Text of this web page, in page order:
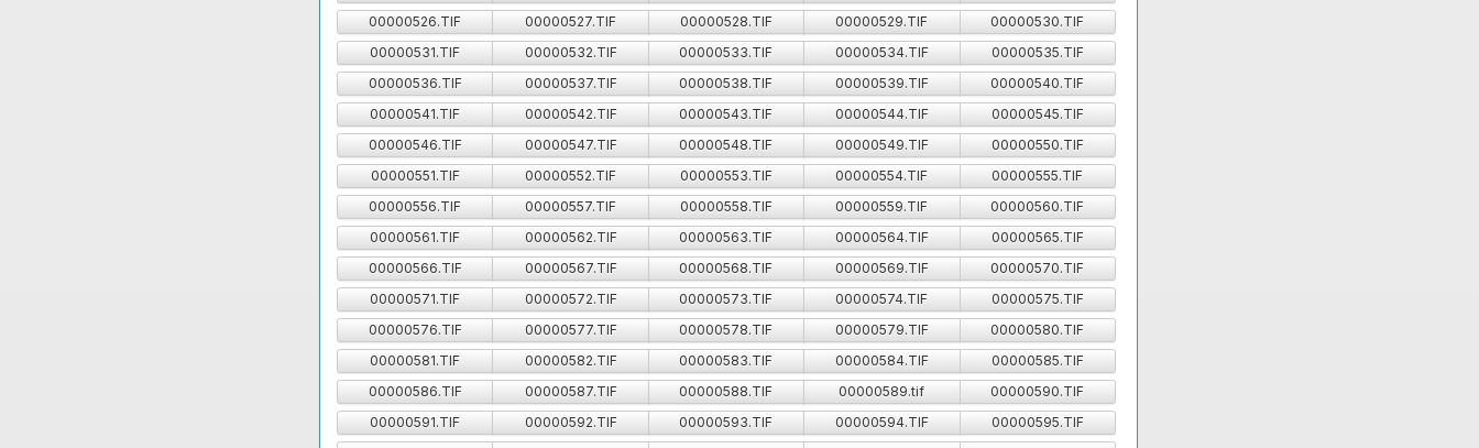
00000526.TIF
00000527.TIF 00000528.TIF 00000529.TIF
00000530.TIF
00000531.TIF
00000532.TIF 00000533.TIF 00000534.TIF
00000535.TIF
00000536.TIF
00000537.TIF 00000538.TIF 00000539.TIF
00000540.TIF
00000541.TIF
00000542.TIF 00000543.TIF 00000544.TIF
00000545.TIF
00000546.TIF
00000547.TIF 00000548.TIF 00000549.TIF
00000550.TIF
00000551.TIF
00000552.TIF 00000553.TIF 00000554.TIF
00000555.TIF
00000556.TIF
00000557.TIF 00000558.TIF 00000559.TIF
00000560.TIF
00000561.TIF
00000562.TIF 00000563.TIF 00000564.TIF
00000565.TIF
00000566.TIF
00000567.TIF 00000568.TIF 00000569.TIF
00000570.TIF
00000571.TIF
00000572.TIF 00000573.TIF 00000574.TIF
00000575.TIF
00000576.TIF
00000577.TIF 00000578.TIF 00000579.TIF
00000580.TIF
00000581.TIF
00000582.TIF 00000583.TIF 00000584.TIF
00000585.TIF
00000586.TIF
00000587.TIF 00000588.TIF 00000589.tif
00000590.TIF
00000591.TIF
00000592.TIF 00000593.TIF 00000594.TIF
00000595.TIF